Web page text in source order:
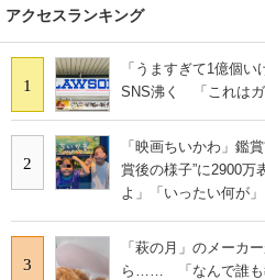
スマホと通信の最新トレンド
進化するPCとデバイスの未来
好きが集まる 比べて選べる
ビジネスと働き方のヒント
AI活用のいまが分かる
企業ITのトレンドを詳説
アクセスランキング
1
「うますぎて1億個
SNS沸く 「これはガ
2
「映画ちいかわ」鑑
賞後の様子”に2900万
よ」「いったい何が」
3
「萩の月」のメーカ
ら…… 「なんで誰も